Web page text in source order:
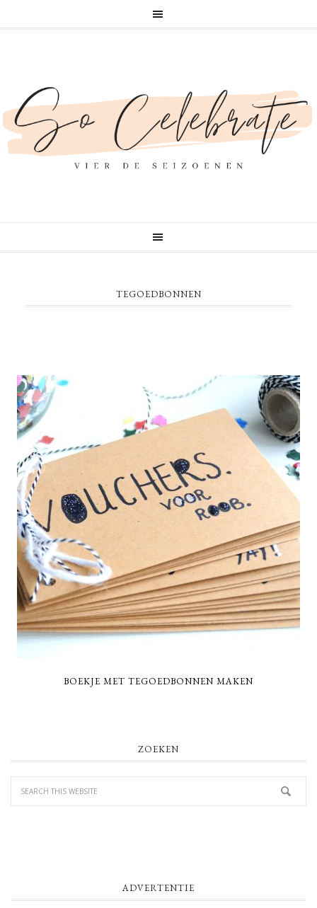
TEGOEDBONNEN
BOEKJE MET TEGOEDBONNEN MAKEN
ZOEKEN
ADVERTENTIE